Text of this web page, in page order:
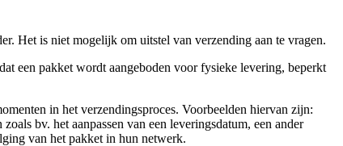
Het is niet mogelijk om uitstel van verzending aan te vragen.
een pakket wordt aangeboden voor fysieke levering, beperkt
in het verzendingsproces. Voorbeelden hiervan zijn:
bv. het aanpassen van een leveringsdatum, een ander
van het pakket in hun netwerk.